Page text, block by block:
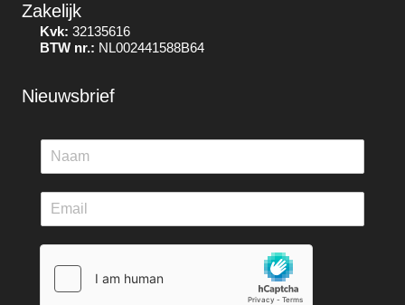
Zakelijk
Kvk: 32135616
BTW nr.: NL002441588B64
Nieuwsbrief